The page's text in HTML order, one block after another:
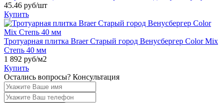
45.46 руб/шт
Купить
Тротуарная плитка Braer Старый город Венусбергер Color Mix
Степь 40 мм
1 892 руб/м2
Купить
Остались вопросы? Консультация